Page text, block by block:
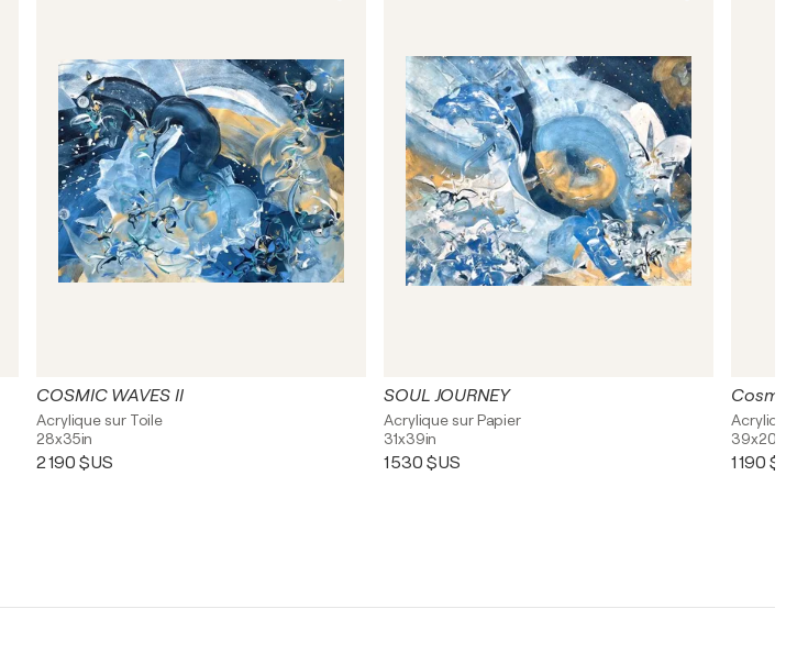
COSMIC WAVES II
Acrylique sur Toile
28x35in
2 190 $US
SOUL JOURNEY
Acrylique sur Papier
31x39in
1 530 $US
39x20in
1 190